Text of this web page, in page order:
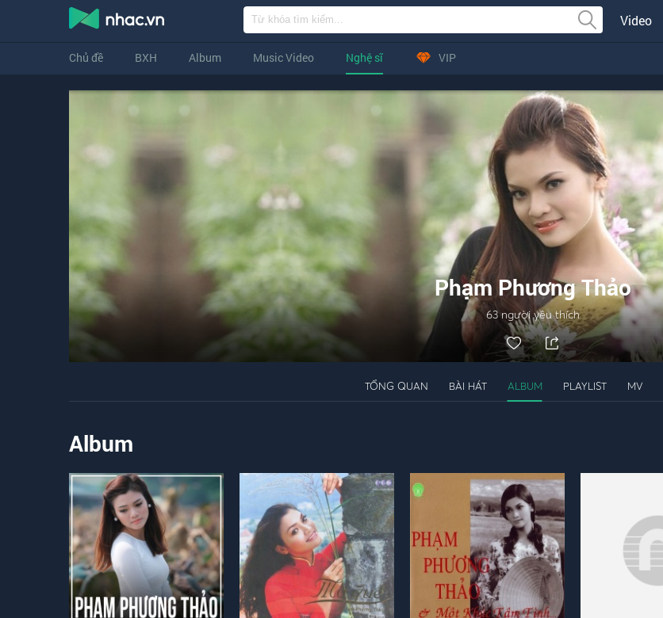
Video
Chủ đề BXH Album Music Video Nghệ sĩ VIP
Phạm Phương Thảo
63người yêu thích
TỔNG QUAN BÀI HÁT ALBUM PLAYLIST MV
Album